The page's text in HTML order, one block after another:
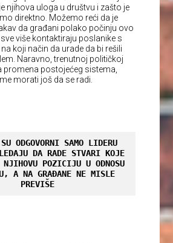
njihova uloga u društvu i zašto je
direktno. Možemo reći da je
da građani polako počinju ovo
više kontaktiraju poslanike s
koji način da urade da bi rešili
Naravno, trenutnoj političkoj
promena postojećeg sistema,
morati još da se radi.
ODGOVORNI SAMO LIDERU
DA RADE STVARI KOJE
POZICIJU U ODNOSU
A NA GRAĐANE NE MISLE
PREVIŠE